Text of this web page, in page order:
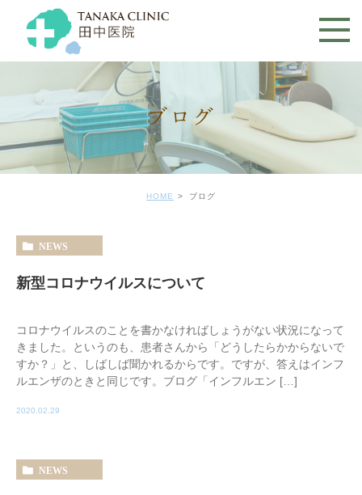
ブログ
HOME ブログ
NEWS
新型コロナウイルスについて
コロナウイルスのことを書かなければしょうがない状況になって
きました。というのも、患者さんから「どうしたらかからないで
すか？」と、しばしば聞かれるからです。ですが、答えはインフ
ルエンザのときと同じです。ブログ「インフルエン […]
2020.02.29
NEWS